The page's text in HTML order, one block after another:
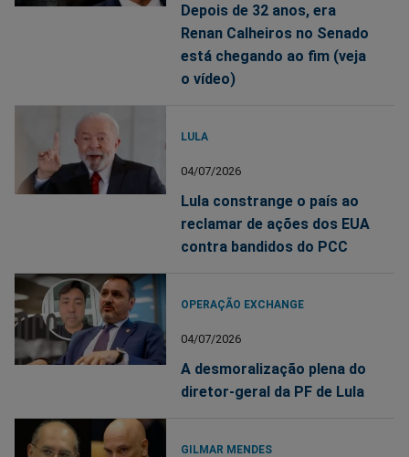
Depois de 32 anos, era
Renan Calheiros no Senado
está chegando ao fim (veja
o vídeo)
LULA
04/07/2026
Lula constrange o país ao
reclamar de ações dos EUA
contra bandidos do PCC
OPERAÇÃO EXCHANGE
04/07/2026
A desmoralização plena do
diretor-geral da PF de Lula
GILMAR MENDES